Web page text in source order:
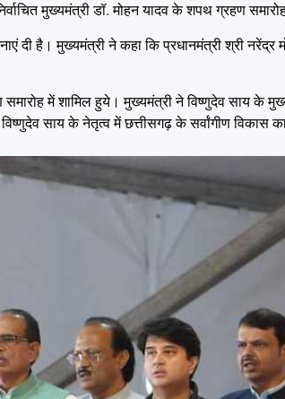
मुख्यमंत्री डॉ. मोहन यादव के शपथ ग्रहण
है। मुख्यमंत्री ने कहा कि प्रधानमंत्री श्री नरेंद्र
समारोह में शामिल हुये। मुख्यमंत्री ने विष्णुदेव साय के
विष्णुदेव साय के नेतृत्व में छत्तीसगढ़ के सर्वांगीण विकास